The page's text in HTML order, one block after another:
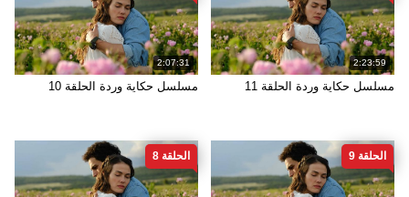
2:23:59
مسلسل حكاية وردة الحلقة 11
2:07:31
مسلسل حكاية وردة الحلقة 10
الحلقة 9 الحلقة 8